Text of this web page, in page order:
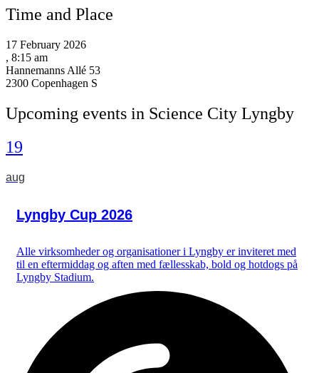
Time and Place
17 February 2026
, 8:15 am
Hannemanns Allé 53
2300 Copenhagen S
Upcoming events in Science City Lyngby
19
aug
Lyngby Cup 2026
Alle virksomheder og organisationer i Lyngby er inviteret med
til en eftermiddag og aften med fællesskab, bold og hotdogs på
Lyngby Stadium.